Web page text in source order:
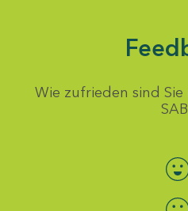
Wie zufrieden sind